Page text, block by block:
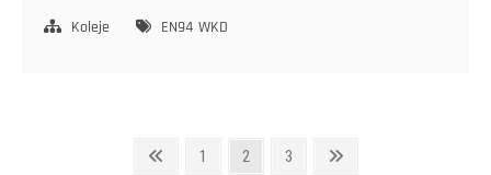
Tramwajami
Koleje EN94 WKD
Stronicowanie Poprzednia
Strona
1 Strona
2 Strona
3
Następna